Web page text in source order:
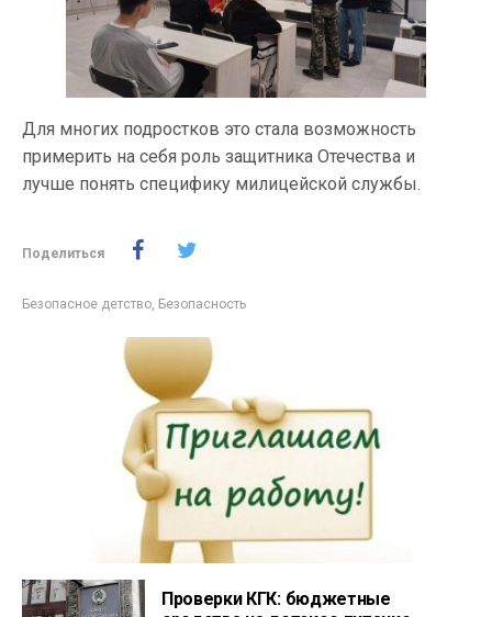
Для многих подростков это стала возможность
примерить на себя роль защитника Отечества и
лучше понять специфику милицейской службы.
Поделиться
Безопасное детство, Безопасность
Проверки КГК: бюджетные